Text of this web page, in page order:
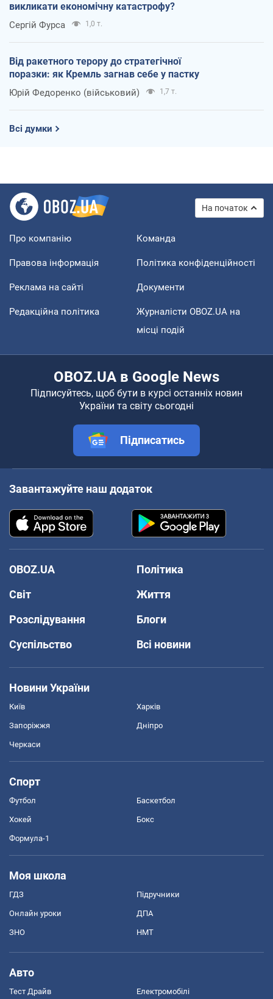
викликати економічну катастрофу?
Сергій Фурса 1,0 т.
Від ракетного терору до стратегічної
поразки: як Кремль загнав себе у пастку
Юрій Федоренко (військовий) 1,7 т.
Всі думки
На початок
Про компанію Команда
Правова інформація Політика конфіденційності
Реклама на сайті Документи
Редакційна політика
Журналісти OBOZ.UA на
місці подій
OBOZ.UA в Google News
Підписуйтесь, щоб бути в курсі останніх новин
України та світу сьогодні
Підписатись
Завантажуйте наш додаток
OBOZ.UA
Політика
Світ
Життя
Розслідування
Блоги
Суспільство
Всі новини
Новини України
Київ Харків
Запоріжжя Дніпро
Черкаси
Спорт
Футбол Баскетбол
Хокей Бокс
Формула-1
Моя школа
ГДЗ Підручники
Онлайн уроки ДПА
ЗНО НМТ
Авто
Тест Драйв Електромобілі